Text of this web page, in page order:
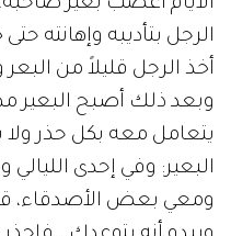
الأيام أغضب بعير
الرجل بتأديبه وإهانته
أخذ الرجل قليلاً من
وبعد ذلك أصبح البعير
يتعامل معه بكل حذر
البعير: وفي إحدى
ومعي بعض الأصدقاء،